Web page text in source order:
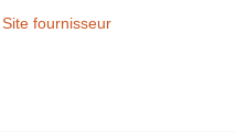
Site fournisseur